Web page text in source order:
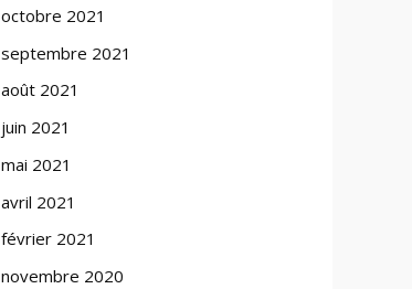
octobre 2021
septembre 2021
août 2021
juin 2021
mai 2021
avril 2021
février 2021
novembre 2020